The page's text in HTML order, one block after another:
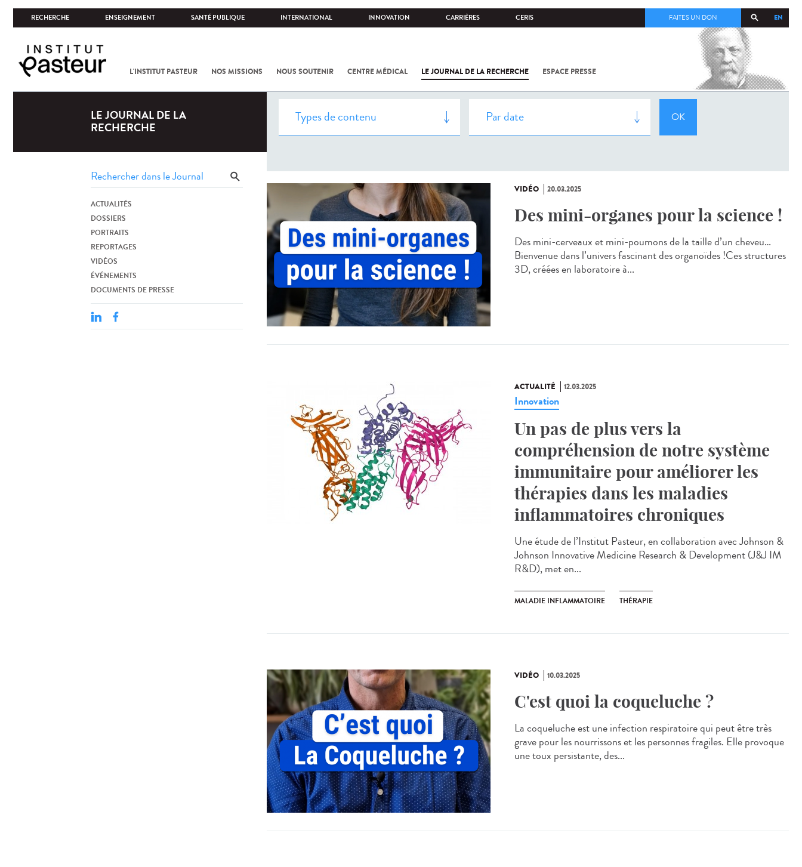
RECHERCHE ENSEIGNEMENT SANTÉ PUBLIQUE INTERNATIONAL INNOVATION CARRIÈRES CERIS EN
FAITES UN DON
L'INSTITUT PASTEUR NOS MISSIONS NOUS SOUTENIR CENTRE MÉDICAL LE JOURNAL DE LA RECHERCHE ESPACE PRESSE
COV-2 /
L'INSTITUT
PASTEUR
LE JOURNAL DE LA
RECHERCHE
ACTUALITÉS
DOSSIERS
PORTRAITS
REPORTAGES
VIDÉOS
ÉVÉNEMENTS
DOCUMENTS DE PRESSE
VIDÉO 20.03.2025
Des mini-organes pour la science !
Des mini-cerveaux et mini-poumons de la taille d’un cheveu…
Bienvenue dans l’univers fascinant des organoïdes !Ces structures
3D, créées en laboratoire à...
ACTUALITÉ 12.03.2025
Innovation
Un pas de plus vers la
compréhension de notre système
immunitaire pour améliorer les
thérapies dans les maladies
inflammatoires chroniques
Une étude de l’Institut Pasteur, en collaboration avec Johnson &
Johnson Innovative Medicine Research & Development (J&J IM
R&D), met en...
MALADIE INFLAMMATOIRE THÉRAPIE
VIDÉO 10.03.2025
C'est quoi la coqueluche ?
La coqueluche est une infection respiratoire qui peut être très
grave pour les nourrissons et les personnes fragiles. Elle provoque
une toux persistante, des...